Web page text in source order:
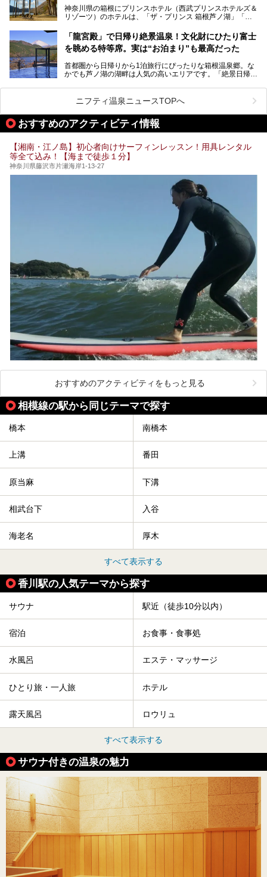
神奈川県には、サウナや岩盤浴、一日中遊べるエンタメ施設
など、“非日常”を味わえるスーパー銭湯が数多く揃っていま
う」という人も多いはず。
そこで今回は、神奈川県内の人気施設26選を「安さ」「岩
業」「駅近」など、目的別に厳選して紹介します。
今の気分にぴったりの施設を見つけて、最高のリフレッシュ
神奈川県の箱根にプリンスホテル（西武プリンスホテルズ＆
リゾーツ）のホテルは、「ザ・プリンス 箱根芦ノ湖」「芦
「箱根仙石原プリンスホテル」と4軒あり、今回ご紹介する
「ザ・プリンス 箱根芦ノ湖」は、その中でもフラッグシッ
プ（旗艦）に位置づけられる特別なホテルです。
昭和の日本を代表する建築家の一人、村野藤吾が芦ノ湖の畔
に建てた桃源郷のようなホテルがここ。自家源泉の温泉や、
提供元：株式会社西武・プリンスホテルズワールドワイド
【PR】
この記事はザ・プリンス 箱根芦ノ湖のPR記事です。
「龍宮殿」で日帰り絶景温泉！文化財にひたり富士
を眺める特等席。実は“お泊まり”も最高だった
首都圏から日帰りから1泊旅行にぴったりな箱根温泉郷。な
かでも芦ノ湖の湖畔は人気の高いエリアです。「絶景日帰り
が楽しめるまさに眺望自慢の日帰り温泉。
そしてここは全24室の「箱根 芦ノ湖畔蛸川温泉 龍宮殿」と
して宿泊もできます。宿泊者は「龍宮殿本館」の営業時間に
加えて、朝6時からの宿泊者専用時間帯にも「龍宮殿本館」
のお風呂が利用できます。
今回は日帰り温泉としての「絶景日帰り温泉 龍宮殿本館
（以下、龍宮殿本館）」と、旅館としての「箱根 芦ノ湖畔
蛸川温泉 龍宮殿（以下、龍宮殿）」の両方の魅力をたっぷ
りお伝えします！
ここは箱根神社、九頭龍神社、白龍神社、箱根元宮と箱根の
4つの神社に囲まれたパワースポットです。
提供元：株式会社西武・プリンスホテルズワールドワイド
この記事は箱根 芦ノ湖畔蛸川温泉 龍宮殿のPR記事です。
ニフティ温泉ニュースTOPへ
おすすめのアクティビティ情報
【湘南・江ノ島】初心者向けサーフィンレッスン！用具レンタル
等全て込み！【海まで徒歩１分】
神奈川県藤沢市片瀬海岸1-13-27
おすすめのアクティビティをもっと見る
相模線の駅から同じテーマで探す
橋本 南橋本
上溝 番田
原当麻 下溝
相武台下 入谷
海老名 厚木
すべて表示する
香川駅の人気テーマから探す
サウナ 駅近（徒歩10分以内）
宿泊 お食事・食事処
水風呂 エステ・マッサージ
ひとり旅・一人旅 ホテル
露天風呂 ロウリュ
すべて表示する
サウナ付きの温泉の魅力